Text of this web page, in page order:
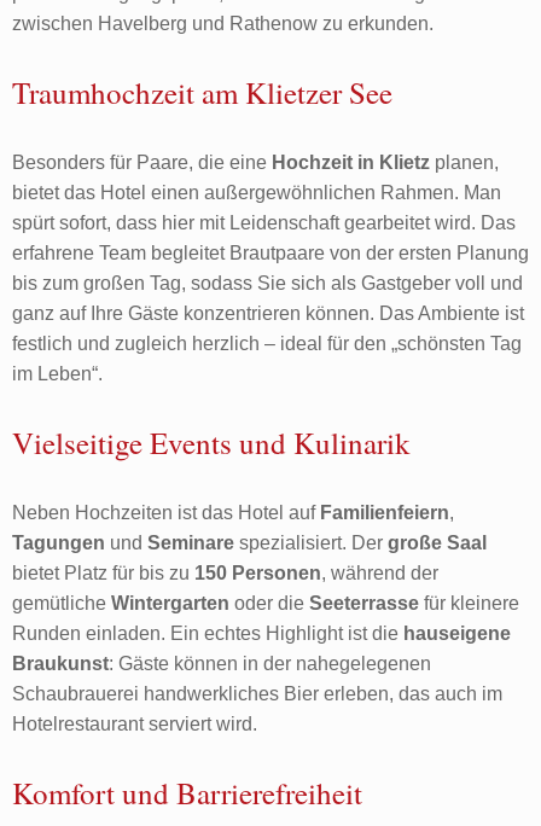
zwischen Havelberg und Rathenow zu erkunden.
Traumhochzeit am Klietzer See
Besonders für Paare, die eine Hochzeit in Klietz planen,
bietet das Hotel einen außergewöhnlichen Rahmen. Man
spürt sofort, dass hier mit Leidenschaft gearbeitet wird. Das
erfahrene Team begleitet Brautpaare von der ersten Planung
bis zum großen Tag, sodass Sie sich als Gastgeber voll und
ganz auf Ihre Gäste konzentrieren können. Das Ambiente ist
festlich und zugleich herzlich – ideal für den „schönsten Tag
im Leben“.
Vielseitige Events und Kulinarik
Neben Hochzeiten ist das Hotel auf Familienfeiern,
Tagungen und Seminare spezialisiert. Der große Saal
bietet Platz für bis zu 150 Personen, während der
gemütliche Wintergarten oder die Seeterrasse für kleinere
Runden einladen. Ein echtes Highlight ist die hauseigene
Braukunst: Gäste können in der nahegelegenen
Schaubrauerei handwerkliches Bier erleben, das auch im
Hotelrestaurant serviert wird.
Komfort und Barrierefreiheit